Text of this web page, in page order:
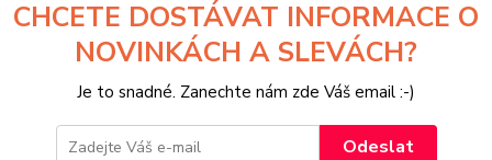
stránky navazují na naše dřívější dobreknihy.cz a obsahově
aby knihy u nás zakoupení se stali pro Vás trvalým užitkem.
CHCETE DOSTÁVAT INFORMACE O
NOVINKÁCH A SLEVÁCH?
Je to snadné. Zanechte nám zde Váš email :-)
Odeslat